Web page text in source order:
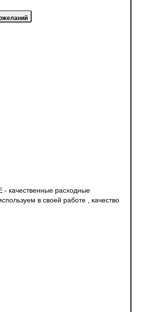
- качественные расходные
в своей работе , качество